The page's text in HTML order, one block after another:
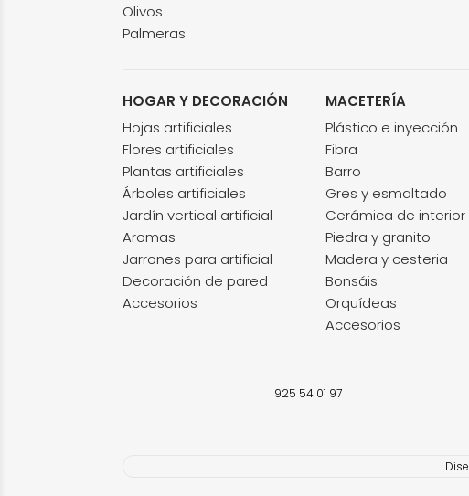
Olivos
Palmeras
HOGAR Y DECORACIÓN
Hojas artificiales
Flores artificiales
Plantas artificiales
Árboles artificiales
Jardín vertical artificial
Aromas
Jarrones para artificial
Decoración de pared
Accesorios
MACETERÍA
Plástico e inyección
Fibra
Barro
Gres y esmaltado
Cerámica de interior
Piedra y granito
Madera y cesteria
Bonsáis
Orquídeas
Accesorios
925 54 01 97